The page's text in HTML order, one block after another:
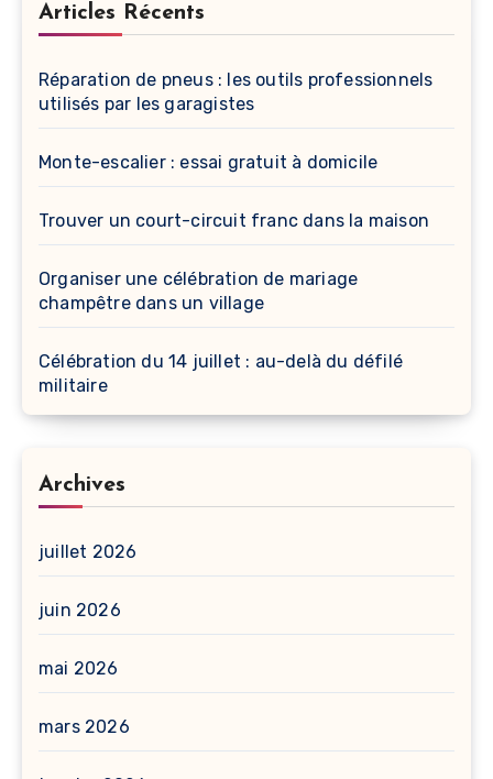
Articles Récents
Réparation de pneus : les outils professionnels
utilisés par les garagistes
Monte-escalier : essai gratuit à domicile
Trouver un court-circuit franc dans la maison
Organiser une célébration de mariage
champêtre dans un village
Célébration du 14 juillet : au-delà du défilé
militaire
Archives
juillet 2026
juin 2026
mai 2026
mars 2026